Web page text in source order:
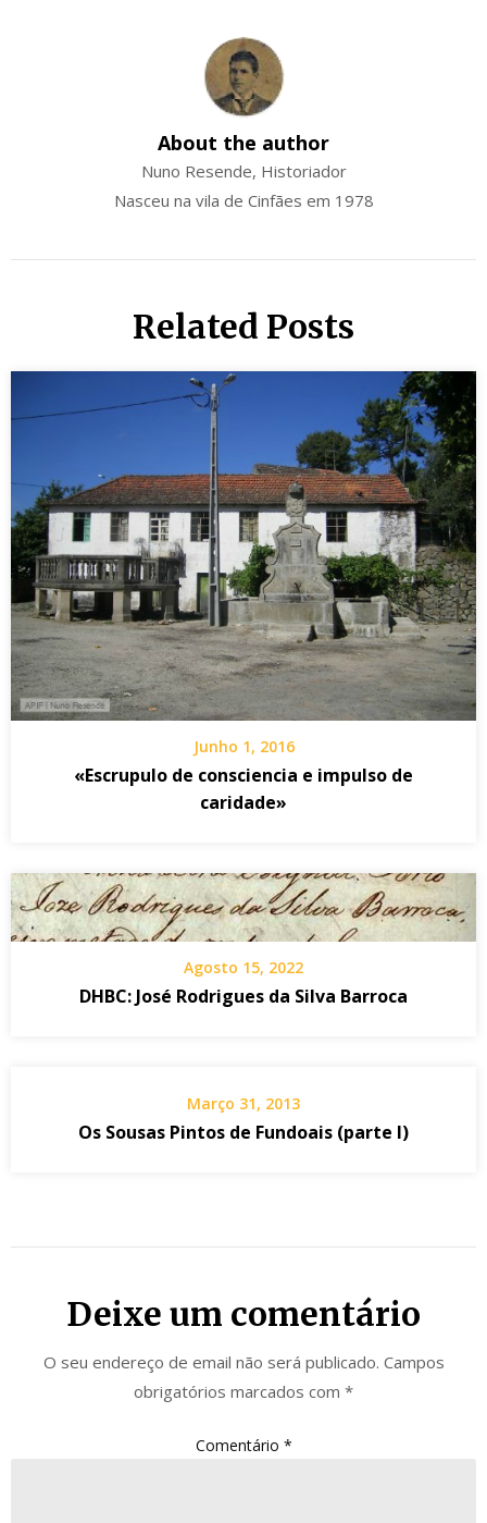
About the author
Nuno Resende, Historiador
Nasceu na vila de Cinfães em 1978
Related Posts
Junho 1, 2016
«Escrupulo de consciencia e impulso de
caridade»
Agosto 15, 2022
DHBC: José Rodrigues da Silva Barroca
Março 31, 2013
Os Sousas Pintos de Fundoais (parte I)
Deixe um comentário
O seu endereço de email não será publicado. Campos
obrigatórios marcados com *
Comentário *